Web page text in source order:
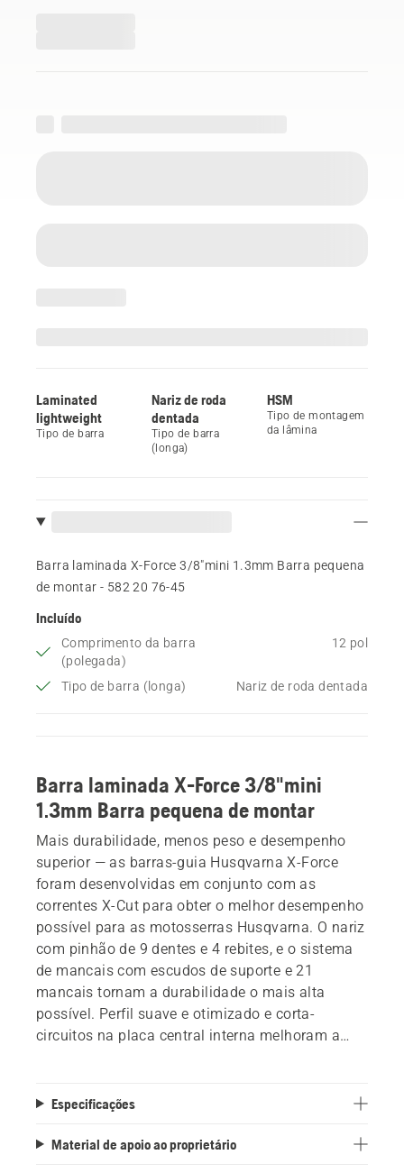
Laminated
lightweight
Tipo de barra
Nariz de roda
dentada
Tipo de barra
(longa)
HSM
Tipo de montagem
da lâmina
Barra laminada X-Force 3/8"mini 1.3mm Barra pequena
de montar - 582 20 76‑45
Incluído
Comprimento da barra
(polegada)
12 pol
Tipo de barra (longa) Nariz de roda dentada
Barra laminada X-Force 3/8"mini
1.3mm Barra pequena de montar
Mais durabilidade, menos peso e desempenho
superior — as barras-guia Husqvarna X-Force
foram desenvolvidas em conjunto com as
correntes X-Cut para obter o melhor desempenho
possível para as motosserras Husqvarna. O nariz
com pinhão de 9 dentes e 4 rebites, e o sistema
de mancais com escudos de suporte e 21
mancais tornam a durabilidade o mais alta
possível. Perfil suave e otimizado e corta-
circuitos na placa central interna melhoram a
soldagem otimizada para rigidez aprimorada
inatividade e a obter os melhores resultados.
Especificações
Material de apoio ao proprietário